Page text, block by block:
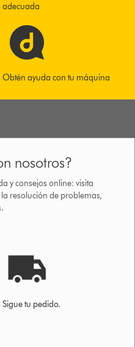
adecuada
Obtén ayuda con tu máquina
nosotros?
y consejos online: visita
resolución de problemas,
Sigue tu pedido.